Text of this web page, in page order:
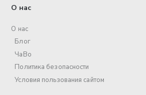
О нас
О нас
Блог
ЧаВо
Политика безопасности
Условия пользования сайтом